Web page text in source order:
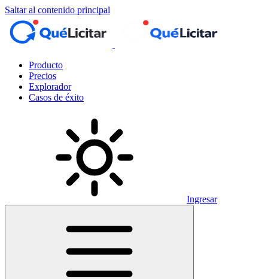
Saltar al contenido principal
Producto
Precios
Explorador
Casos de éxito
Ingresar